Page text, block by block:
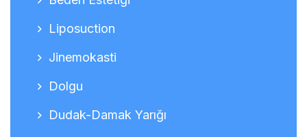
Liposuction
Jinemokasti
Dolgu
Dudak-Damak Yarığı